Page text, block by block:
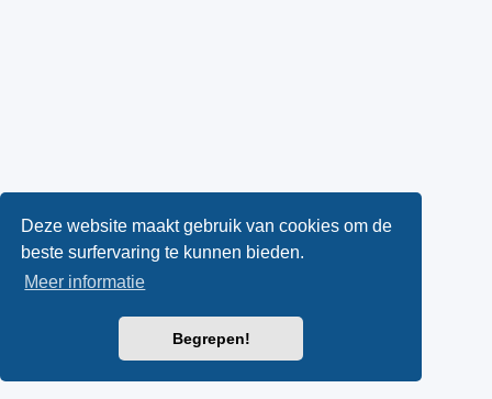
Deze website maakt gebruik van cookies om de
beste surfervaring te kunnen bieden.
Meer informatie
Begrepen!